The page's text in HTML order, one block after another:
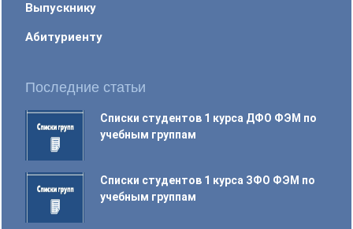
Выпускнику
Абитуриенту
Последние статьи
Списки студентов 1 курса ДФО ФЭМ по
учебным группам
Списки студентов 1 курса ЗФО ФЭМ по
учебным группам